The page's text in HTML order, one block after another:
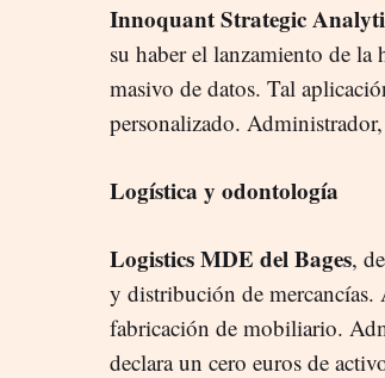
Innoquant Strategic
su haber el lanzamiento de
masivo de datos. Tal
personalizado. Administrador,
Logística y odontología
Logistics MDE del Bages,
y distribución de mercancías.
fabricación de mobiliario.
declara un cero euros de